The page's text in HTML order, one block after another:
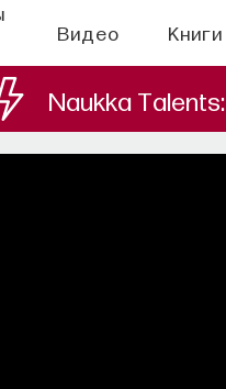
Видео Книги
Naukka Talents: